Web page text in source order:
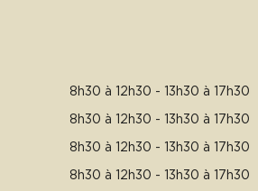
8h30 à 12h30 - 13h30 à 17h30
8h30 à 12h30 - 13h30 à 17h30
8h30 à 12h30 - 13h30 à 17h30
8h30 à 12h30 - 13h30 à 17h30